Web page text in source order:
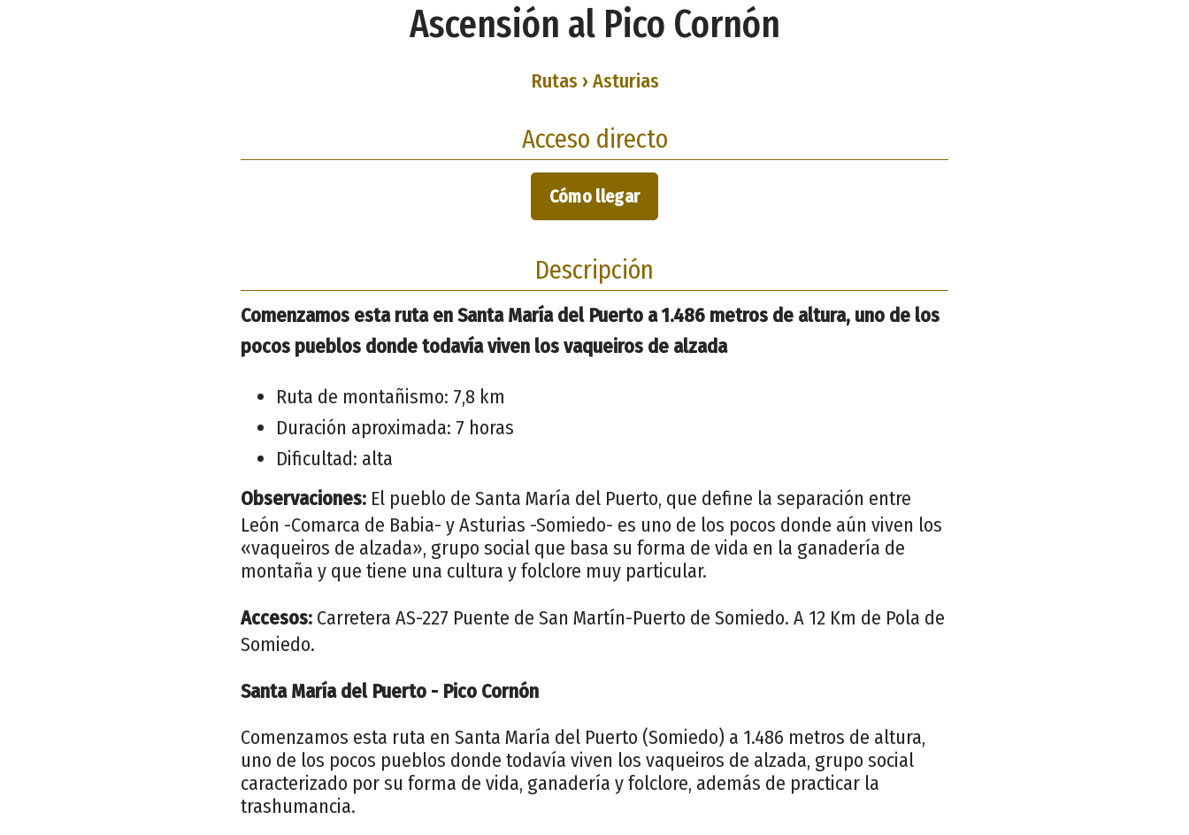
Ascensión al Pico Cornón
Rutas › Asturias
Acceso directo
Cómo llegar
Descripción
Comenzamos esta ruta en Santa María del Puerto a 1.486 metros de altura, uno de los
pocos pueblos donde todavía viven los vaqueiros de alzada
Ruta de montañismo: 7,8 km
Duración aproximada: 7 horas
Dificultad: alta
Observaciones: El pueblo de Santa María del Puerto, que define la separación entre
León -Comarca de Babia- y Asturias -Somiedo- es uno de los pocos donde aún viven los
«vaqueiros de alzada», grupo social que basa su forma de vida en la ganadería de
montaña y que tiene una cultura y folclore muy particular.
Accesos: Carretera AS-227 Puente de San Martín-Puerto de Somiedo. A 12 Km de Pola de
Somiedo.
Santa María del Puerto - Pico Cornón
Comenzamos esta ruta en Santa María del Puerto (Somiedo) a 1.486 metros de altura,
uno de los pocos pueblos donde todavía viven los vaqueiros de alzada, grupo social
caracterizado por su forma de vida, ganadería y folclore, además de practicar la
trashumancia.